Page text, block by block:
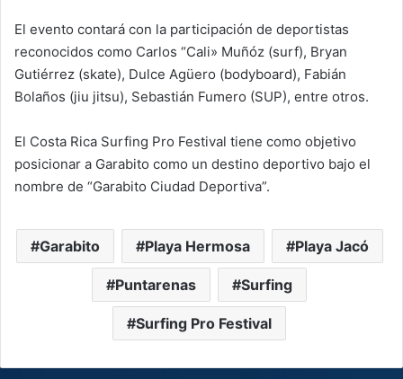
El evento contará con la participación de deportistas
reconocidos como Carlos “Cali» Muñóz (surf), Bryan
Gutiérrez (skate), Dulce Agüero (bodyboard), Fabián
Bolaños (jiu jitsu), Sebastián Fumero (SUP), entre otros.
El Costa Rica Surfing Pro Festival tiene como objetivo
posicionar a Garabito como un destino deportivo bajo el
nombre de “Garabito Ciudad Deportiva”.
Garabito Playa Hermosa Playa Jacó
Puntarenas Surfing
Surfing Pro Festival